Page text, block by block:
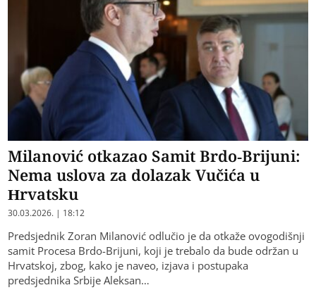
Milanović otkazao Samit Brdo-Brijuni:
Nema uslova za dolazak Vučića u
Hrvatsku
30.03.2026. | 18:12
Predsjednik Zoran Milanović odlučio je da otkaže ovogodišnji
samit Procesa Brdo-Brijuni, koji je trebalo da bude održan u
Hrvatskoj, zbog, kako je naveo, izjava i postupaka
predsjednika Srbije Aleksan…